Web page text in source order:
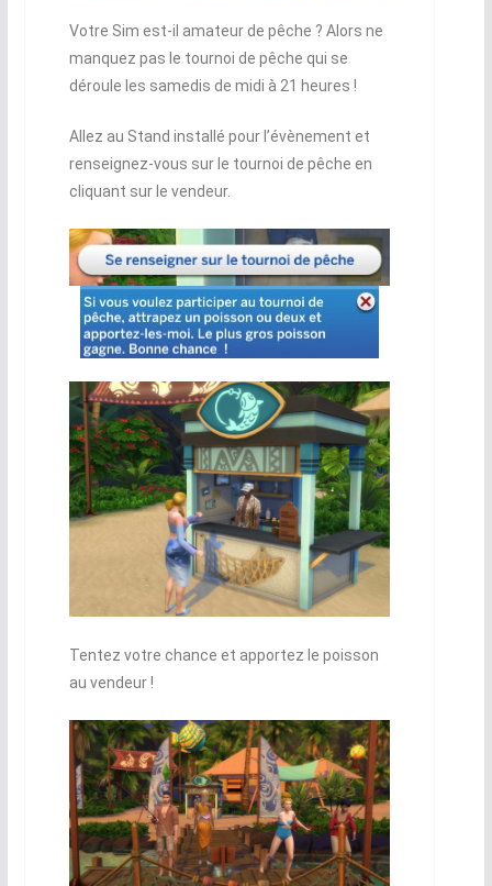
Votre Sim est-il amateur de pêche ? Alors ne
manquez pas le tournoi de pêche qui se
déroule les samedis de midi à 21 heures !
Allez au Stand installé pour l’évènement et
renseignez-vous sur le tournoi de pêche en
cliquant sur le vendeur.
Tentez votre chance et apportez le poisson
au vendeur !